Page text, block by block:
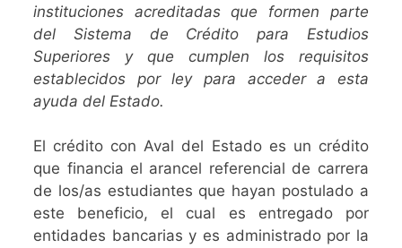
instituciones acreditadas que formen parte
del Sistema de Crédito para Estudios
Superiores y que cumplen los requisitos
establecidos por ley para acceder a esta
ayuda del Estado.
El crédito con Aval del Estado es un crédito
que financia el arancel referencial de carrera
de los/as estudiantes que hayan postulado a
este beneficio, el cual es entregado por
entidades bancarias y es administrado por la